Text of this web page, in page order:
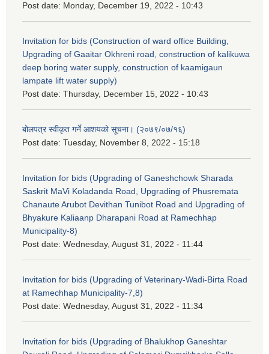
Post date: Monday, December 19, 2022 - 10:43
Invitation for bids (Construction of ward office Building,
Upgrading of Gaaitar Okhreni road, construction of kalikuwa
deep boring water supply, construction of kaamigaun
lampate lift water supply)
Post date: Thursday, December 15, 2022 - 10:43
बोलपत्र स्वीकृत गर्ने आशयको सूचना। (२०७९/०७/१६)
Post date: Tuesday, November 8, 2022 - 15:18
Invitation for bids (Upgrading of Ganeshchowk Sharada
Saskrit MaVi Koladanda Road, Upgrading of Phusremata
Chanaute Arubot Devithan Tunibot Road and Upgrading of
Bhyakure Kaliaanp Dharapani Road at Ramechhap
Municipality-8)
Post date: Wednesday, August 31, 2022 - 11:44
Invitation for bids (Upgrading of Veterinary-Wadi-Birta Road
at Ramechhap Municipality-7,8)
Post date: Wednesday, August 31, 2022 - 11:34
Invitation for bids (Upgrading of Bhalukhop Ganeshtar